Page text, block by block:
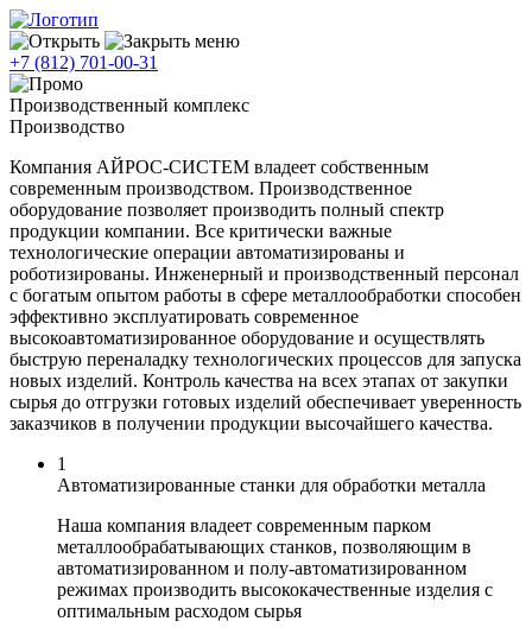
меню
+7 (812) 701-00-31
Производственный комплекс
Производство
Компания АЙРОС-СИСТЕМ владеет собственным
современным производством. Производственное
оборудование позволяет производить полный спектр
продукции компании. Все критически важные
технологические операции автоматизированы и
роботизированы. Инженерный и производственный персонал
с богатым опытом работы в сфере металлообработки способен
эффективно эксплуатировать современное
высокоавтоматизированное оборудование и осуществлять
быструю переналадку технологических процессов для запуска
новых изделий. Контроль качества на всех этапах от закупки
сырья до отгрузки готовых изделий обеспечивает уверенность
заказчиков в получении продукции высочайшего качества.
1
Автоматизированные станки для обработки металла
Наша компания владеет современным парком
металлообрабатывающих станков, позволяющим в
автоматизированном и полу-автоматизированном
режимах производить высококачественные изделия с
оптимальным расходом сырья